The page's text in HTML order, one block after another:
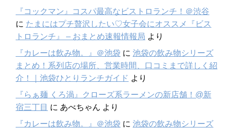
『コックマン』コスパ最高なビストロランチ！＠渋谷
に たまにはプチ贅沢したい♡女子会にオススメ『ビス
トロランチ』 – おまとめ速報情報局 より
『カレーは飲み物。』＠池袋 に 池袋の飲み物シリーズ
まとめ！系列店の場所、営業時間、口コミまで詳しく紹
介！｜池袋ひとりランチガイド より
『らぁ麺 くろ渦』クローズ系ラーメンの新店舗！@新
宿三丁目 に あべちゃん より
『カレーは飲み物。』＠池袋 に 池袋の飲み物シリーズ